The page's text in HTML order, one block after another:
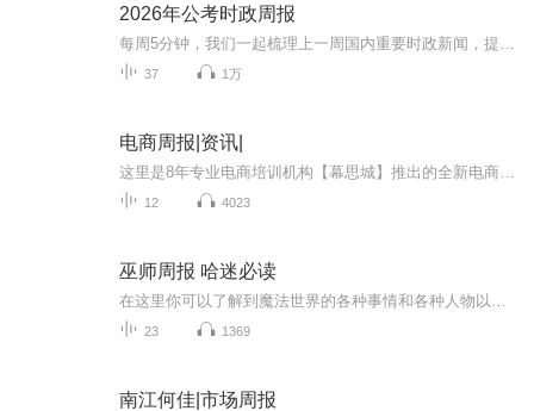
2026年公考时政周报
37 1万
电商周报|资讯|
12 4023
巫师周报 哈迷必读
23 1369
南江何佳|市场周报